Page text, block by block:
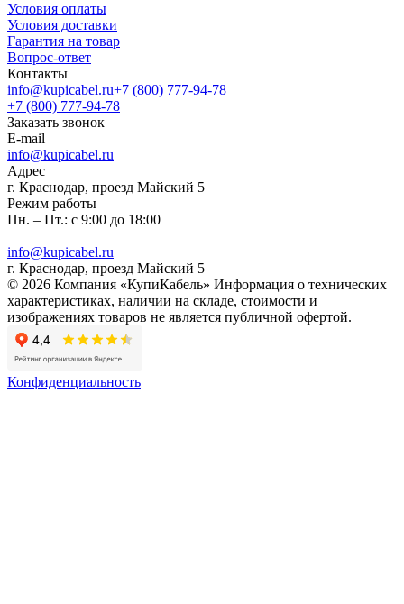
Условия оплаты
Условия доставки
Гарантия на товар
Вопрос-ответ
Контакты
info@kupicabel.ru+7 (800) 777-94-78
+7 (800) 777-94-78
Заказать звонок
E-mail
info@kupicabel.ru
Адрес
г. Краснодар, проезд Майский 5
Режим работы
Пн. – Пт.: с 9:00 до 18:00
info@kupicabel.ru
г. Краснодар, проезд Майский 5
© 2026 Компания «КупиКабель» Информация о технических
характеристиках, наличии на складе, стоимости и
изображениях товаров не является публичной офертой.
Конфиденциальность